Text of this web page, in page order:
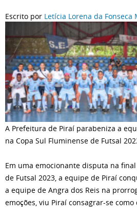
Escrito por Letícia Lorena da Fonseca
A Prefeitura de Piraí parabeniza a
na Copa Sul Fluminense de Futsal
Em uma emocionante disputa na
de Futsal 2023, a equipe de Piraí
a equipe de Angra dos Reis na
emoções, viu Piraí consagrar-se como